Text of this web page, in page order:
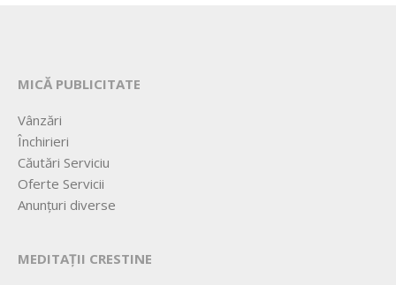
MICĂ PUBLICITATE
Vânzări
Închirieri
Căutări Serviciu
Oferte Servicii
Anunțuri diverse
MEDITAȚII CRESTINE